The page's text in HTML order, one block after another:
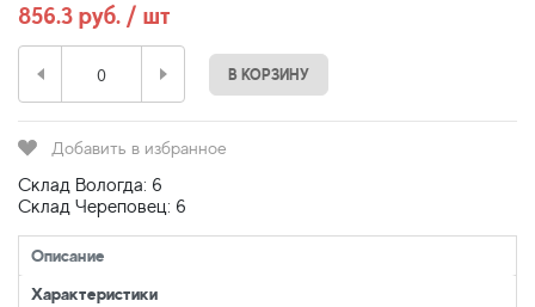
856.3 руб. / шт
В КОРЗИНУ
Добавить в избранное
Склад Вологда: 6
Склад Череповец: 6
Описание
Характеристики